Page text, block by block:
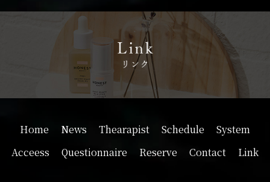
Home News Thearapist Schedule
System
Acceess
Questionnaire Reserve Contact Link